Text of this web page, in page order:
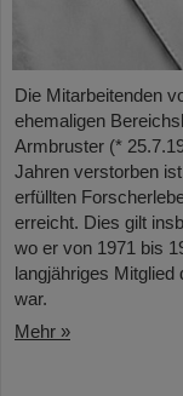
Die Mitarbeitenden
ehemaligen
Armbruster (*
Jahren verstorben
erfüllten
erreicht. Dies gilt
wo er von 1971 bis
langjähriges
war.
Mehr »